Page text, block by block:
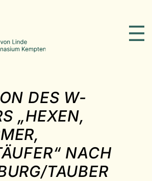
DES W-
„HEXEN,
NACH
TAUBER